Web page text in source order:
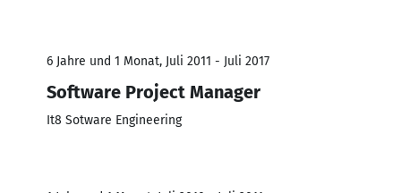
6 Jahre und 1 Monat, Juli 2011 - Juli 2017
Software Project Manager
It8 Sotware Engineering